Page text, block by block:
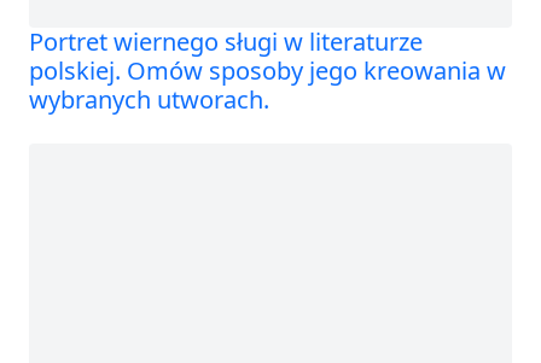
Portret wiernego sługi w literaturze
polskiej. Omów sposoby jego kreowania w
wybranych utworach.